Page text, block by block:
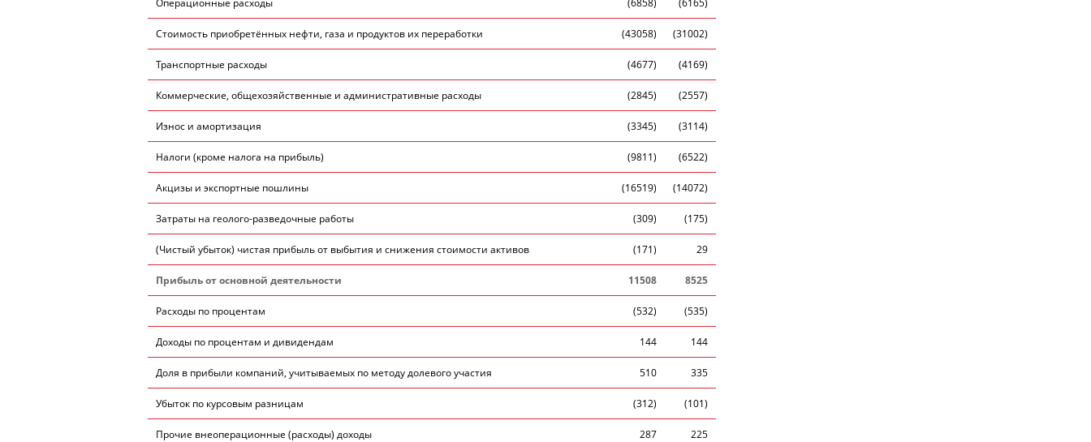
Операционные расходы (6858) (6165)
Стоимость приобретённых нефти, газа и продуктов их переработки (43058) (31002)
Транспортные расходы (4677) (4169)
Коммерческие, общехозяйственные и административные расходы (2845) (2557)
Износ и амортизация (3345) (3114)
Налоги (кроме налога на прибыль) (9811) (6522)
Акцизы и экспортные пошлины (16519) (14072)
Затраты на геолого-разведочные работы (309) (175)
(Чистый убыток) чистая прибыль от выбытия и снижения стоимости активов (171) 29
Прибыль от основной деятельности 11508 8525
Расходы по процентам (532) (535)
Доходы по процентам и дивидендам 144 144
Доля в прибыли компаний, учитываемых по методу долевого участия 510 335
Убыток по курсовым разницам (312) (101)
Прочие внеоперационные (расходы) доходы 287 225